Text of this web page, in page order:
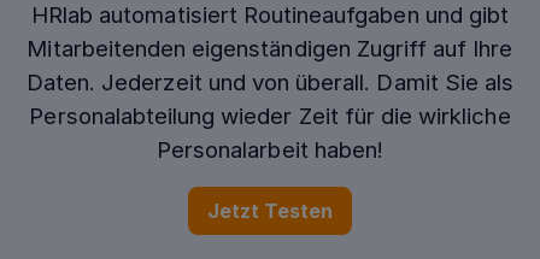
HRlab automatisiert Routineaufgaben und gibt
Mitarbeitenden eigenständigen Zugriff auf Ihre
Daten. Jederzeit und von überall. Damit Sie als
Personalabteilung wieder Zeit für die wirkliche
Personalarbeit haben!
Jetzt Testen